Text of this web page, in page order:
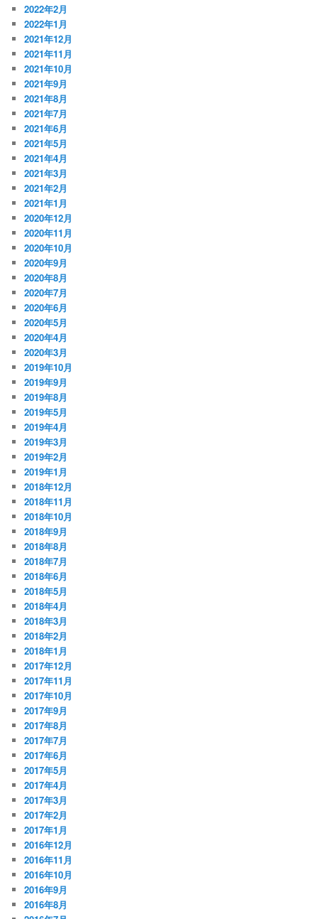
2022年2月
2022年1月
2021年12月
2021年11月
2021年10月
2021年9月
2021年8月
2021年7月
2021年6月
2021年5月
2021年4月
2021年3月
2021年2月
2021年1月
2020年12月
2020年11月
2020年10月
2020年9月
2020年8月
2020年7月
2020年6月
2020年5月
2020年4月
2020年3月
2019年10月
2019年9月
2019年8月
2019年5月
2019年4月
2019年3月
2019年2月
2019年1月
2018年12月
2018年11月
2018年10月
2018年9月
2018年8月
2018年7月
2018年6月
2018年5月
2018年4月
2018年3月
2018年2月
2018年1月
2017年12月
2017年11月
2017年10月
2017年9月
2017年8月
2017年7月
2017年6月
2017年5月
2017年4月
2017年3月
2017年2月
2017年1月
2016年12月
2016年11月
2016年10月
2016年9月
2016年8月